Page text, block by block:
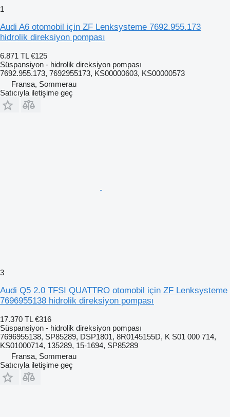
1
Audi A6 otomobil için ZF Lenksysteme 7692.955.173
hidrolik direksiyon pompası
6.871 TL €125
Süspansiyon - hidrolik direksiyon pompası
7692.955.173, 7692955173, KS00000603, KS00000573
Fransa, Sommerau
Satıcıyla iletişime geç
3
Audi Q5 2.0 TFSI QUATTRO otomobil için ZF Lenksysteme
7696955138 hidrolik direksiyon pompası
17.370 TL €316
Süspansiyon - hidrolik direksiyon pompası
7696955138, SP85289, DSP1801, 8R0145155D, K S01 000 714,
KS01000714, 135289, 15-1694, SP85289
Fransa, Sommerau
Satıcıyla iletişime geç